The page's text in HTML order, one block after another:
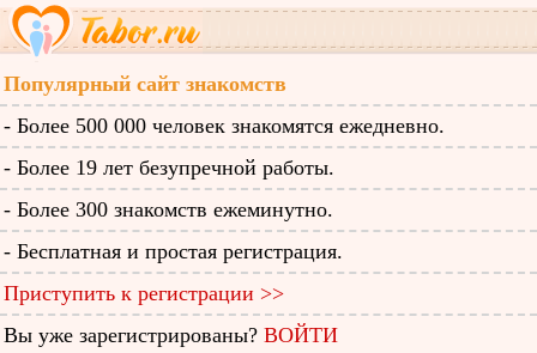
Популярный сайт знакомств
- Более 500 000 человек знакомятся ежедневно.
- Более 19 лет безупречной работы.
- Более 300 знакомств ежеминутно.
- Бесплатная и простая регистрация.
Приступить к регистрации >>
Вы уже зарегистрированы? ВОЙТИ